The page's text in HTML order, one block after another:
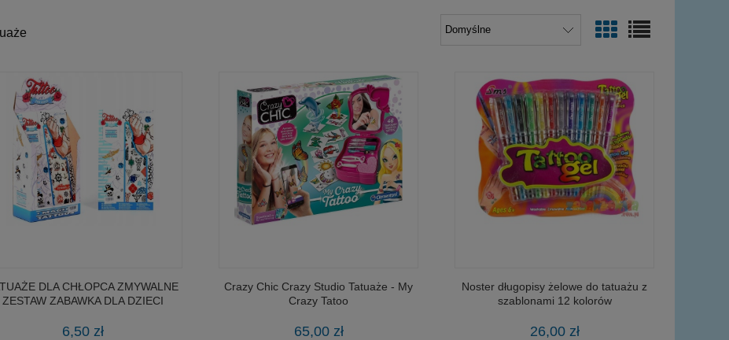
DLA CHŁOPCA ZMYWALNE
ZESTAW ZABAWKA DLA DZIECI
6,50 zł
Crazy Chic Crazy Studio Tatuaże - My
Crazy Tatoo
65,00 zł
Noster długopisy żelowe do tatuażu z
szablonami 12 kolorów
26,00 zł